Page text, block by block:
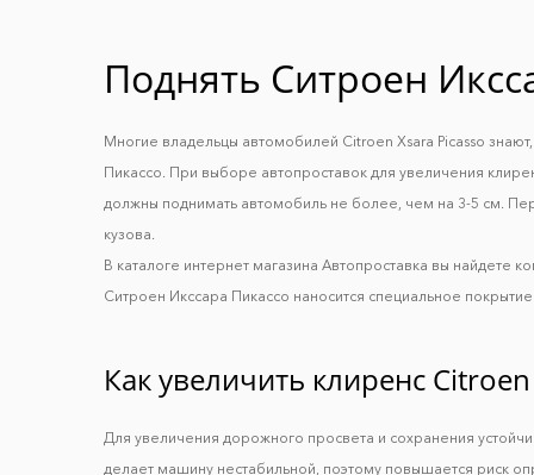
Поднять Ситроен
Многие владельцы автомобилей Citroen Xsara Picasso
Пикассо. При выборе автопроставок для увеличения
должны поднимать автомобиль не более, чем на 3-5 см.
кузова.
В каталоге интернет магазина Автопроставка вы
Ситроен Икссара Пикассо наносится специальное
Как увеличить клиренс Citroen
Для увеличения дорожного просвета и сохранения
делает машину нестабильной, поэтому повышается риск